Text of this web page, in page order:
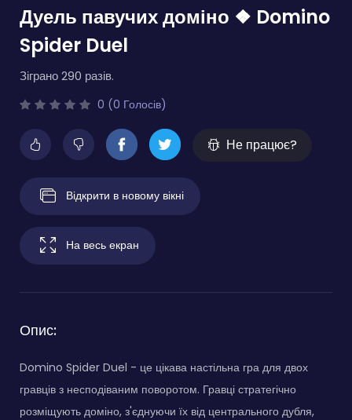
Дуель павучих доміно ❖ Domino
Spider Duel
Зіграно 290 разів.
0 (0 Голосів)
Не працює?
Відкрити в новому вікні
На весь екран
Опис:
Domino Spider Duel - це цікава настільна гра для двох
гравців з несподіваним поворотом. Гравці стратегічно
розміщують доміно, з'єднуючи їх від центрального дубля,